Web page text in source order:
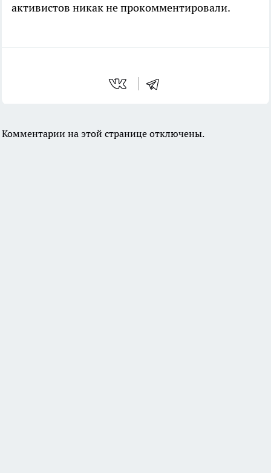
активистов никак не прокомментировали.
Комментарии на этой странице отключены.